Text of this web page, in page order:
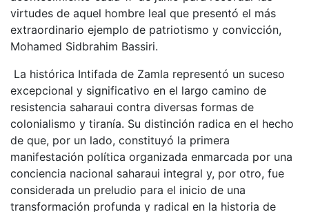
virtudes de aquel hombre leal que presentó el más
extraordinario ejemplo de patriotismo y convicción,
Mohamed Sidbrahim Bassiri.
La histórica Intifada de Zamla representó un suceso
excepcional y significativo en el largo camino de
resistencia saharaui contra diversas formas de
colonialismo y tiranía. Su distinción radica en el hecho
de que, por un lado, constituyó la primera
manifestación política organizada enmarcada por una
conciencia nacional saharaui integral y, por otro, fue
considerada un preludio para el inicio de una
transformación profunda y radical en la historia de